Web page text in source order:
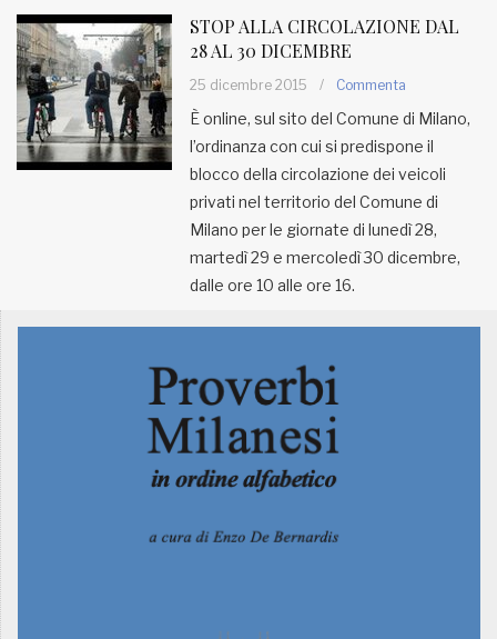
STOP ALLA CIRCOLAZIONE DAL
28 AL 30 DICEMBRE
25 dicembre 2015 / Commenta
È online, sul sito del Comune di Milano,
l’ordinanza con cui si predispone il
blocco della circolazione dei veicoli
privati nel territorio del Comune di
Milano per le giornate di lunedì 28,
martedì 29 e mercoledì 30 dicembre,
dalle ore 10 alle ore 16.